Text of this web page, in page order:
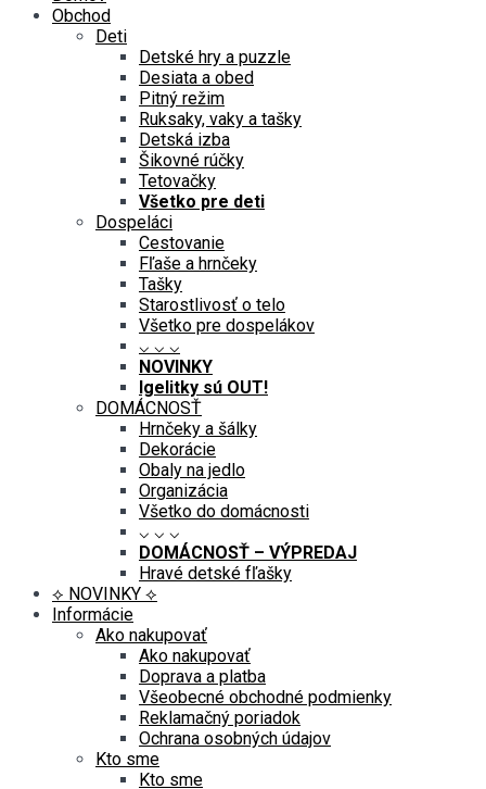
Obchod
Deti
Detské hry a puzzle
Desiata a obed
Pitný režim
Ruksaky, vaky a tašky
Detská izba
Šikovné rúčky
Tetovačky
Všetko pre deti
Dospeláci
Cestovanie
Fľaše a hrnčeky
Tašky
Starostlivosť o telo
Všetko pre dospelákov
⌵ ⌵ ⌵
NOVINKY
Igelitky sú OUT!
DOMÁCNOSŤ
Hrnčeky a šálky
Dekorácie
Obaly na jedlo
Organizácia
Všetko do domácnosti
⌵ ⌵ ⌵
DOMÁCNOSŤ – VÝPREDAJ
Hravé detské fľašky
⟡ NOVINKY ⟡
Informácie
Ako nakupovať
Ako nakupovať
Doprava a platba
Všeobecné obchodné podmienky
Reklamačný poriadok
Ochrana osobných údajov
Kto sme
Kto sme